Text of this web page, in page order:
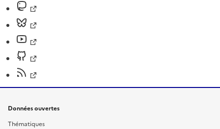
Données ouvertes
Thématiques